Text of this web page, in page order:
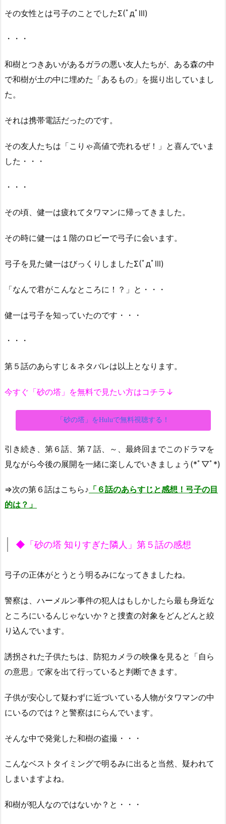
その女性とは弓子のことでしたΣ(ﾟдﾟlll)
・・・
和樹とつきあいがあるガラの悪い友人たちが、ある森の中
で和樹が土の中に埋めた「あるもの」を掘り出していまし
た。
それは携帯電話だったのです。
その友人たちは「こりゃ高値で売れるぜ！」と喜んでいま
した・・・
・・・
その頃、健一は疲れてタワマンに帰ってきました。
その時に健一は１階のロビーで弓子に会います。
弓子を見た健一はびっくりしましたΣ(ﾟдﾟlll)
「なんで君がこんなところに！？」と・・・
健一は弓子を知っていたのです・・・
・・・
第５話のあらすじ＆ネタバレは以上となります。
今すぐ「砂の塔」を無料で見たい方はコチラ↓
「砂の塔」をHuluで無料視聴する！
引き続き、第６話、第７話、～、最終回までこのドラマを
見ながら今後の展開を一緒に楽しんでいきましょう(*ﾟ▽ﾟ*)
⇒次の第６話はこちら♪ 「６話のあらすじと感想！弓子の目
的は？」
◆「砂の塔 知りすぎた隣人」第５話の感想
弓子の正体がとうとう明るみになってきましたね。
警察は、ハーメルン事件の犯人はもしかしたら最も身近な
ところにいるんじゃないか？と捜査の対象をどんどんと絞
り込んでいます。
誘拐された子供たちは、防犯カメラの映像を見ると「自ら
の意思」で家を出て行っていると判断できます。
子供が安心して疑わずに近づいている人物がタワマンの中
にいるのでは？と警察はにらんでいます。
そんな中で発覚した和樹の盗撮・・・
こんなベストタイミングで明るみに出ると当然、疑われて
しまいますよね。
和樹が犯人なのではないか？と・・・